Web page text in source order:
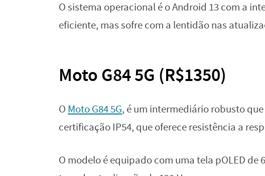
O sistema operacional é o Android 13 com a
eficiente, mas sofre com a lentidão nas
Moto G84 5G (R$1350)
O Moto G84 5G, é um intermediário robusto
certificação IP54, que oferece resistência a
O modelo é equipado com uma tela pOLED de